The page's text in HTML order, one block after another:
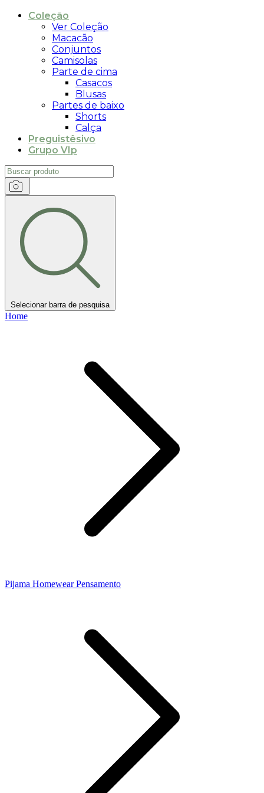
Coleção
Ver Coleção
Macacão
Conjuntos
Camisolas
Parte de cima
Casacos
Blusas
Partes de baixo
Shorts
Calça
Preguistêsivo
Grupo VIp
Selecionar barra de pesquisa
Home
Pijama Homewear Pensamento